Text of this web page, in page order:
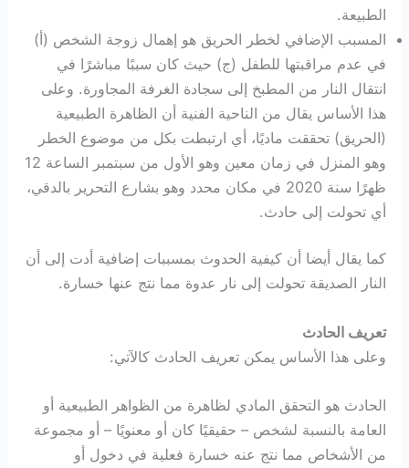
الطبيعة.
المسبب الإضافي لخطر الحريق هو إهمال زوجة الشخص (أ)
في عدم مراقبتها للطفل (ج) حيث كان سببًا مباشرًا في
انتقال النار من المطبخ إلى سجادة الغرفة المجاورة. وعلى
هذا الأساس يقال من الناحية الفنية أن الظاهرة الطبيعية
(الحريق) تحققت ماديًا، أي ارتبطت بكل من موضوع الخطر
وهو المنزل في زمان معين وهو الأول من سبتمبر الساعة 12
ظهرًا سنة 2020 في مكان محدد وهو بشارع التحرير بالدقي،
أي تحولت إلى حادث.
كما يقال أيضا أن كيفية الحدوث بمسببات إضافية أدت إلى أن
النار الصديقة تحولت إلى نار عدوة مما نتج عنها خسارة.
تعريف الحادث
وعلى هذا الأساس يمكن تعريف الحادث كالآتي:
الحادث هو التحقق المادي لظاهرة من الظواهر الطبيعية أو
العامة بالنسبة لشخص – حقيقيًا كان أو معنويًا – أو مجموعة
من الأشخاص مما نتج عنه خسارة فعلية في دخول أو